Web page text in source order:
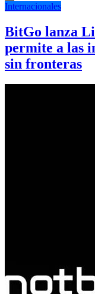
Internacionales
BitGo lanza
permite a las
sin fronteras